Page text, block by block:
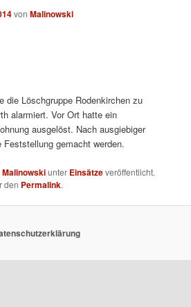
vonMalinowski
die Löschgruppe Rodenkirchen zu
alarmiert. Vor Ort hatte ein
ausgelöst. Nach ausgiebiger
gemacht werden.
Malinowskiunter Einsätzeveröffentlicht.
den Permalink.